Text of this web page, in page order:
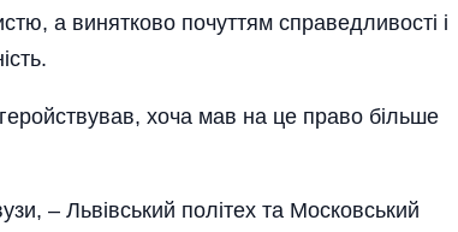
а винятково почуттям справедливості і
хоча мав на це право більше
– Львівський політех та Московський